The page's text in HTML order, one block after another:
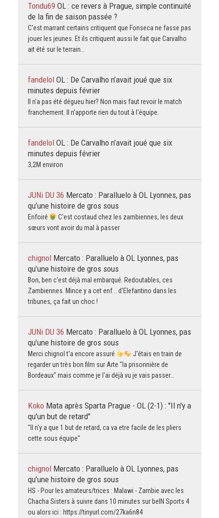
Tondu69 OL : ce revers à Prague, simple continuité
de la fin de saison passée ?
C'est marrant certains critiquent que Fonseca ne fasse pas
jouer les jeunes. Et ils critiquent aussi le fait que Carvalho
ait été sur le terrain...
fandelol OL : De Carvalho n’avait joué que six
minutes depuis février
Il n'a pas été dégueu hier? Non mais faut revoir le match
franchement. Il n'apporte rien du tout à l'équipe.
fandelol OL : De Carvalho n’avait joué que six
minutes depuis février
3,2M environ
JUNi DU 36 Mercato : Paralluelo à OL Lyonnes, pas
qu’une histoire de gros sous
Enfoiré
C'est costaud chez les zambiennes, les deux
sœurs vont avoir du mal à passer
chignol Mercato : Paralluelo à OL Lyonnes, pas
qu’une histoire de gros sous
Bon, ben c'est déjà mal embarqué. Redoutables, ces
Zambiennes. Mince y a cet enf... d'Elefantino dans les
tribunes, ça fait un choc !
JUNi DU 36 Mercato : Paralluelo à OL Lyonnes, pas
qu’une histoire de gros sous
Merci chignol t'a encore assuré
J'étais en train de
regarder un très bon film sur Arte "la prisonnière de
Bordeaux" mais comme je l'ai déjà vu je vais passer…
Koko Mata après Sparta Prague - OL (2-1) : "Il n'y a
qu'un but de retard"
"Il n'y a que 1 but de retard, ca va etre facile de les pliers
cette sous équipe"
chignol Mercato : Paralluelo à OL Lyonnes, pas
qu’une histoire de gros sous
HS - Pour les amateurs/trices : Malawi - Zambie avec les
Chacha Sisters à suivre dans 10 minutes sur beIN Sports 4
ou alors ici : https://tinyurl.com/27ka6n84